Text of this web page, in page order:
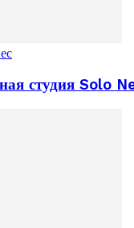
студия Solo